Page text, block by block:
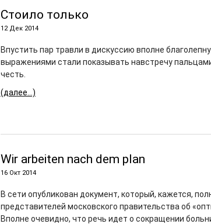
Стоило только
12 Дек 2014
Впустить пар травли в дискуссию вполне
выражениями стали показывать навстречу
честь.
(далее…)
Wir arbeiten nach dem plan
16 Окт 2014
В сети опубликован документ, который, кажется,
представителей московского правительства об
Вполне очевидно, что речь идет о сокращении